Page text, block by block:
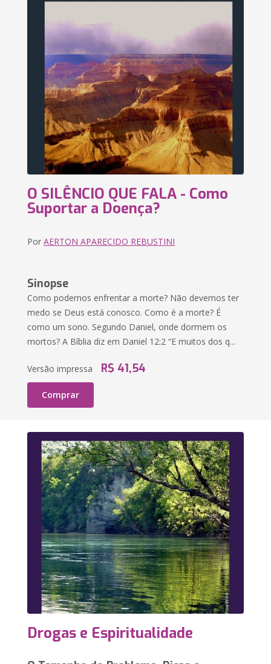
O SILÊNCIO QUE FALA - Como
Suportar a Doença?
PorAERTON APARECIDO REBUSTINI
Sinopse
Como podemos enfrentar a morte? Não devemos ter
medo se Deus está conosco. Como é a morte? É
como um sono. Segundo Daniel, onde dormem os
mortos? A Bíblia diz em Daniel 12:2 “E muitos dos q...
Versão impressa R$ 41,54
Comprar
Drogas e Espiritualidade